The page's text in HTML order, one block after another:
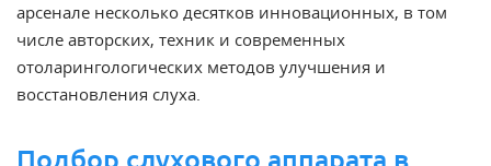
арсенале несколько десятков инновационных, в том
числе авторских, техник и современных
отоларингологических методов улучшения и
восстановления слуха.
Подбор слухового аппарата в